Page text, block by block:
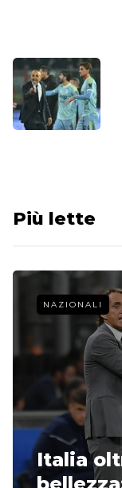
Più lette
NAZIONALI
Italia